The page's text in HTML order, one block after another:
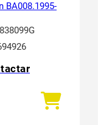
BA008.1995-
838099G